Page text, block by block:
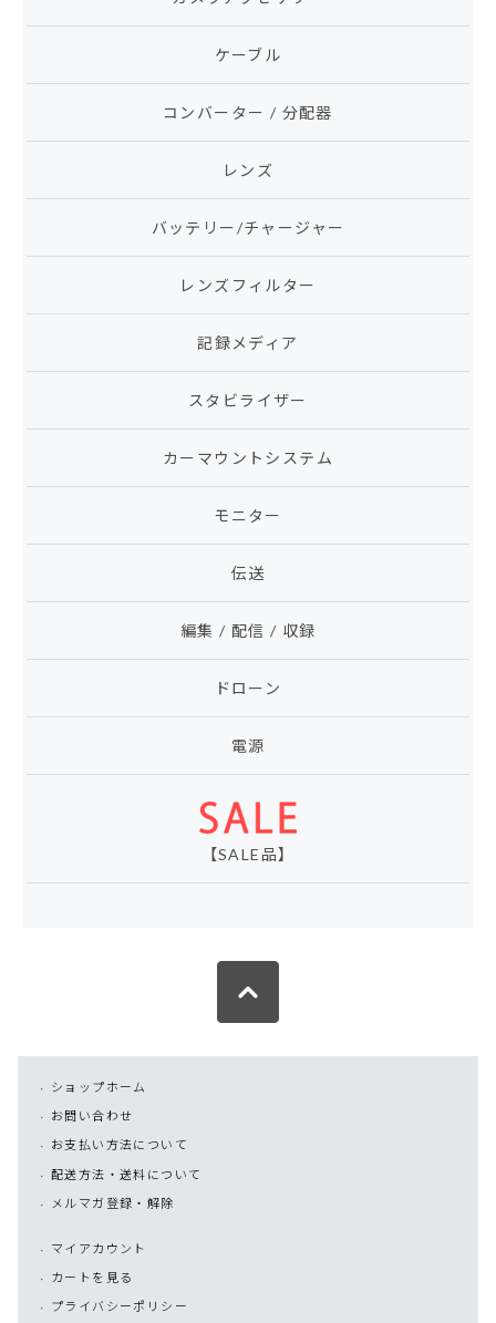
ケーブル
コンバーター / 分配器
レンズ
バッテリー/チャージャー
レンズフィルター
記録メディア
スタビライザー
カーマウントシステム
モニター
伝送
編集 / 配信 / 収録
ドローン
電源
【SALE品】
ショップホーム
お問い合わせ
お支払い方法について
配送方法・送料について
メルマガ登録・解除
マイアカウント
カートを見る
プライバシーポリシー